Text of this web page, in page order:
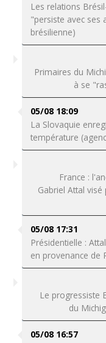
Les relations
"persiste avec ses
brésilienne)
Primaires du
à se
05/08 18:09
La Slovaquie
température
France :
Gabriel Attal
05/08 17:31
Présidentielle :
en provenance de
Le progressiste
du
05/08 16:57